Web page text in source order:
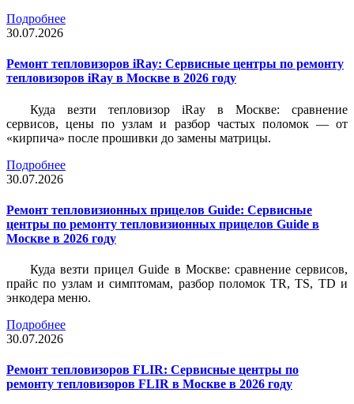
Подробнее
30.07.2026
Ремонт тепловизоров iRay: Сервисные центры по ремонту
тепловизоров iRay в Москве в 2026 году
Куда везти тепловизор iRay в Москве: сравнение
сервисов, цены по узлам и разбор частых поломок — от
«кирпича» после прошивки до замены матрицы.
Подробнее
30.07.2026
Ремонт тепловизионных прицелов Guide: Сервисные
центры по ремонту тепловизионных прицелов Guide в
Москве в 2026 году
Куда везти прицел Guide в Москве: сравнение сервисов,
прайс по узлам и симптомам, разбор поломок TR, TS, TD и
энкодера меню.
Подробнее
30.07.2026
Ремонт тепловизоров FLIR: Сервисные центры по
ремонту тепловизоров FLIR в Москве в 2026 году